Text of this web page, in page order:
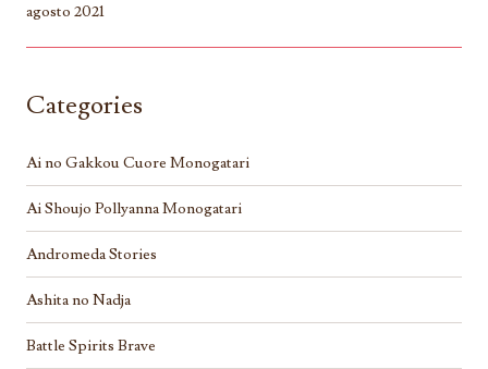
agosto 2021
Categories
Ai no Gakkou Cuore Monogatari
Ai Shoujo Pollyanna Monogatari
Andromeda Stories
Ashita no Nadja
Battle Spirits Brave